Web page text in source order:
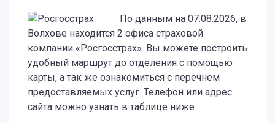
По данным на 07.08.2026, в
Волхове находится 2 офиса страховой
компании «Росгосстрах». Вы можете построить
удобный маршрут до отделения с помощью
карты, а так же ознакомиться с перечнем
предоставляемых услуг. Телефон или адрес
сайта можно узнать в таблице ниже.